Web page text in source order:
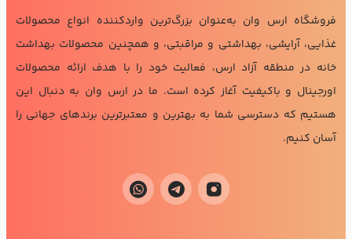
فروشگاه ارس وان به‌عنوان بزرگ‌ترین واردکننده انواع محصولات
غذایی، آرایشی، بهداشتی و مراقبتی، و همچنین محصولات بهداشت
خانه در منطقه آزاد ارس، فعالیت خود را با هدف ارائه محصولات
اورجینال و باکیفیت آغاز کرده است. ما در ارس وان به دنبال این
هستیم که دسترسی شما به بهترین و معتبرترین برندهای جهانی را
آسان کنیم.